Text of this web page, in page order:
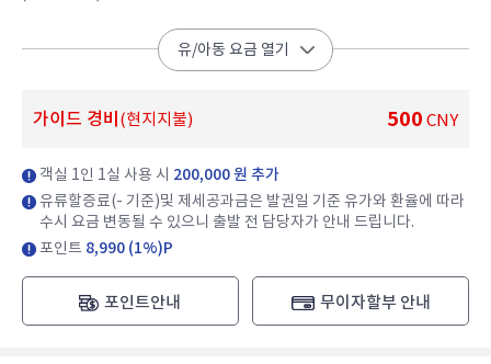
유/아동 요금 열기
가이드 경비 (현지지불) 500 CNY
객실 1인 1실 사용 시 200,000 원 추가
유류할증료(- 기준)및 제세공과금은 발권일 기준 유가와 환율에 따라
수시 요금 변동될 수 있으니 출발 전 담당자가 안내 드립니다.
포인트 8,990 (1%)P
포인트안내 무이자할부 안내